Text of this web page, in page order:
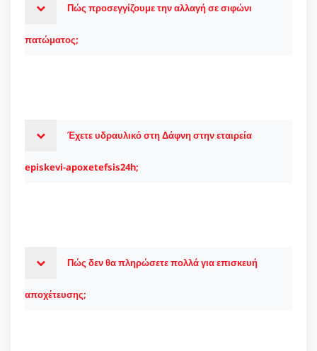
Πώς προσεγγίζουμε την αλλαγή σε σιφώνι
πατώματος;
Έχετε υδραυλικό στη Δάφνη στην εταιρεία
episkevi-apoxetefsis24h;
Πώς δεν θα πληρώσετε πολλά για επισκευή
αποχέτευσης;